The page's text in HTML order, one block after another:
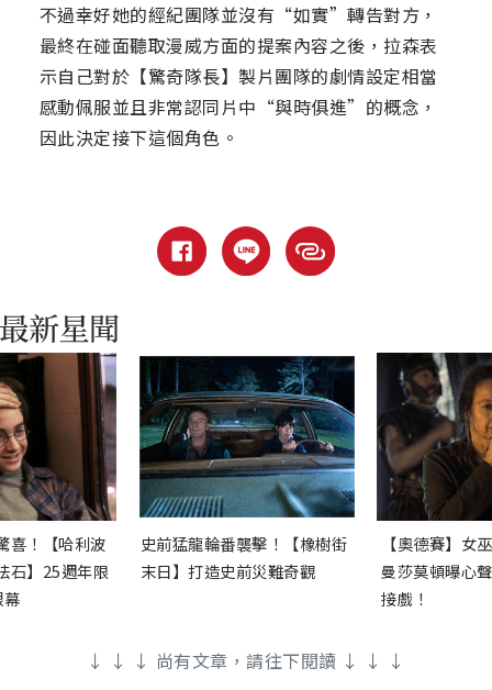
不過幸好她的經紀團隊並沒有“如實”轉告對方，
最終在碰面聽取漫威方面的提案內容之後，拉森表
示自己對於【驚奇隊長】製片團隊的劇情設定相當
感動佩服並且非常認同片中“與時俱進”的概念，
因此決定接下這個角色。
喜！【哈利波
石】25週年限
史前猛龍輪番襲擊！【橡樹街
末日】打造史前災難奇觀
【奧德賽】女
曼莎莫頓曝心
接戲！
↓ ↓ ↓ 尚有文章，請往下閱讀 ↓ ↓ ↓